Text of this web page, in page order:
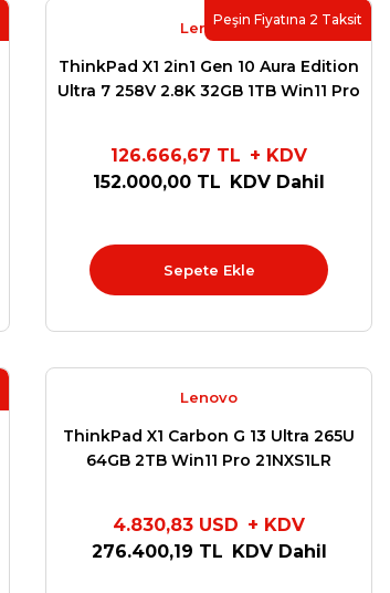
Peşin Fiyatına 2 Taksit
Lenovo
ThinkPad X1 2in1 Gen 10 Aura Edition
Ultra 7 258V 2.8K 32GB 1TB Win11 Pro
126.666,67 TL + KDV
152.000,00 TL KDV Dahil
Sepete Ekle
Lenovo
ThinkPad X1 Carbon G 13 Ultra 265U
64GB 2TB Win11 Pro 21NXS1LR
4.830,83 USD + KDV
276.400,19 TL KDV Dahil